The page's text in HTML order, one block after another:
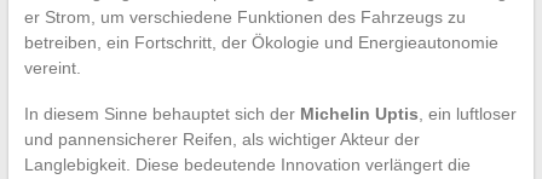
er Strom, um verschiedene Funktionen des Fahrzeugs zu
betreiben, ein Fortschritt, der Ökologie und Energieautonomie
vereint.
In diesem Sinne behauptet sich der Michelin Uptis, ein luftloser
und pannensicherer Reifen, als wichtiger Akteur der
Langlebigkeit. Diese bedeutende Innovation verlängert die